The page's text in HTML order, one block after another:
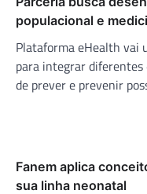
populacional e
Plataforma eHealth vai
para integrar diferentes
de prever e prevenir
Fanem aplica
sua linha neonatal